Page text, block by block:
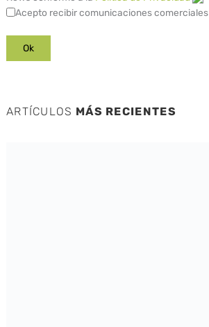
Acepto recibir comunicaciones comerciales
ARTÍCULOS MÁS RECIENTES